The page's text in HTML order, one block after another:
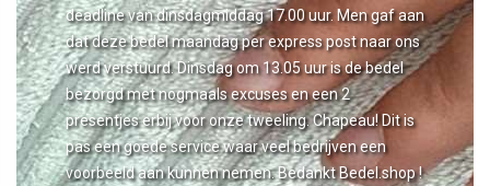
deadline van dinsdagmiddag 17.00 uur. Men gaf aan
dat deze bedel maandag per express post naar ons
werd verstuurd. Dinsdag om 13.05 uur is de bedel
bezorgd met nogmaals excuses en een 2
presentjes erbij voor onze tweeling. Chapeau! Dit is
pas een goede service waar veel bedrijven een
voorbeeld aan kunnen nemen. Bedankt Bedel.shop !